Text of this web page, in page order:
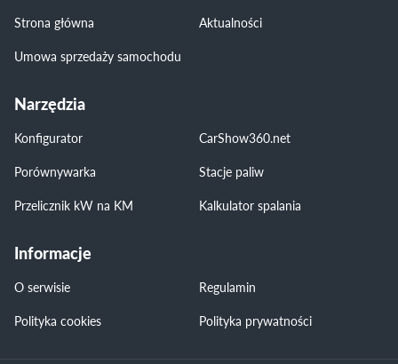
Strona główna
Aktualności
Umowa sprzedaży samochodu
Narzędzia
Konfigurator
CarShow360.net
Porównywarka
Stacje paliw
Przelicznik kW na KM
Kalkulator spalania
Informacje
O serwisie
Regulamin
Polityka cookies
Polityka prywatności